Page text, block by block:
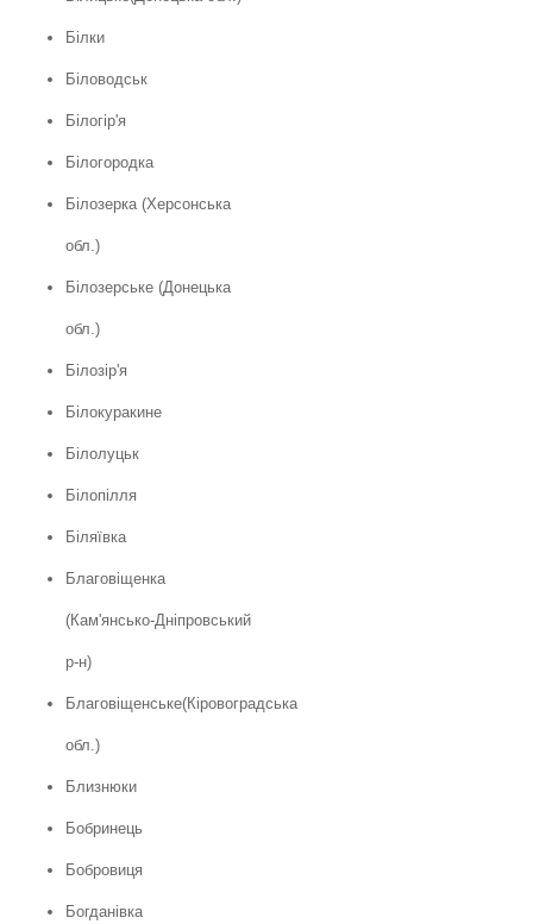
Білки
Біловодськ
Білогір'я
Білогородка
Білозерка (Херсонська
обл.)
Білозерське (Донецька
обл.)
Білозір'я
Білокуракине
Білолуцьк
Білопілля
Біляївка
Благовіщенка
(Кам'янсько-Дніпровський
р-н)
Благовіщенське(Кіровоградська
обл.)
Близнюки
Бобринець
Бобровиця
Богданівка